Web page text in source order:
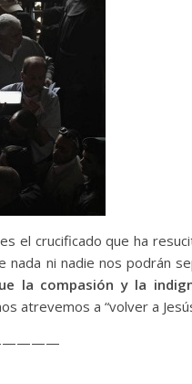
es el crucificado que ha
nada ni nadie nos podrán
la compasión y la
atrevemos a “volver a